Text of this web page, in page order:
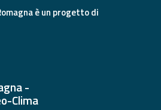
è un progetto di
-
Clima